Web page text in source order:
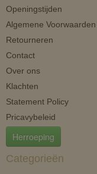
Openingstijden
Algemene Voorwaarden
Retourneren
Contact
Over ons
Klachten
Statement Policy
Pricavybeleid
Herroeping
Categorieën